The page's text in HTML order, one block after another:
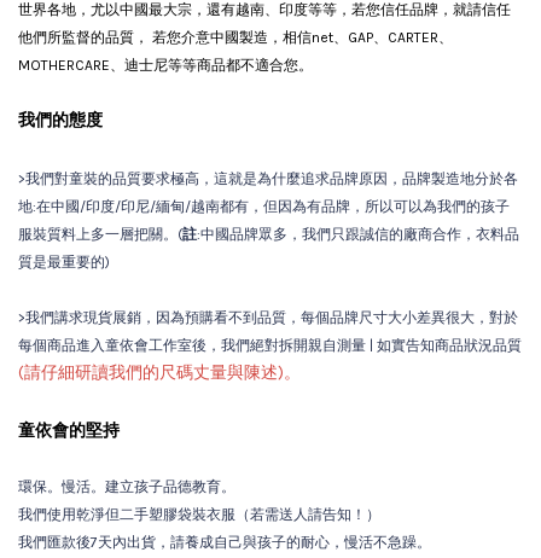
世界各地，尤以中國最大宗，還有越南、印度等等，若您信任品牌，就請信任
他們所監督的品質， 若您介意中國製造，相信net、GAP、CARTER、
MOTHERCARE、迪士尼等等商品都不適合您。
我們的態度
>我們對童裝的品質要求極高，這就是為什麼追求品牌原因，品牌製造地分於各
地:在中國/印度/印尼/緬甸/越南都有，但因為有品牌，所以可以為我們的孩子
服裝質料上多一層把關。(註:中國品牌眾多，我們只跟誠信的廠商合作，衣料品
質是最重要的)
>我們講求現貨展銷，因為預購看不到品質，每個品牌尺寸大小差異很大，對於
每個商品進入童依會工作室後，我們絕對拆開親自測量 | 如實告知商品狀況品質
(請仔細研讀我們的尺碼丈量與陳述)。
童依會的堅持
環保。慢活。建立孩子品德教育。
我們使用乾淨但二手塑膠袋裝衣服（若需送人請告知！）
我們匯款後7天內出貨，請養成自己與孩子的耐心，慢活不急躁。